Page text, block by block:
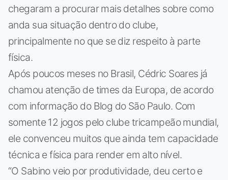
chegaram a procurar mais detalhes sobre como
anda sua situação dentro do clube,
principalmente no que se diz respeito à parte
física.
Após poucos meses no Brasil, Cédric Soares já
chamou atenção de times da Europa, de acordo
com informação do Blog do São Paulo. Com
somente 12 jogos pelo clube tricampeão mundial,
ele convenceu muitos que ainda tem capacidade
técnica e física para render em alto nível.
“O Sabino veio por produtividade, deu certo e